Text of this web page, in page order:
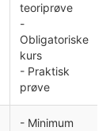
teoriprøve
-
Obligatoriske
kurs
- Praktisk
prøve
- Minimum